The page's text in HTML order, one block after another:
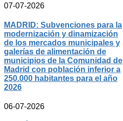
07-07-2026
MADRID: Subvenciones para la
modernización y dinamización
de los mercados municipales y
galerías de alimentación de
municipios de la Comunidad de
Madrid con población inferior a
250.000 habitantes para el año
2026
06-07-2026